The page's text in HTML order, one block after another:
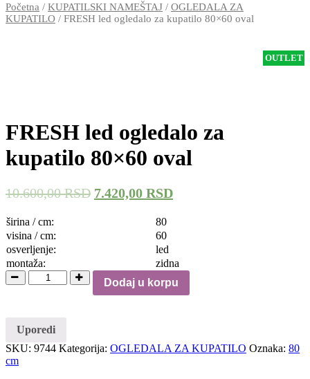
Početna / KUPATILSKI NAMEŠTAJ / OGLEDALA ZA
KUPATILO / FRESH led ogledalo za kupatilo 80×60 oval
FRESH led ogledalo za
kupatilo 80×60 oval
10.600,00RSD 7.420,00 RSD
širina / cm:
80
visina / cm:
60
osverljenje:
led
montaža:
zidna
Dodaj u korpu
Uporedi
SKU: 9744 Kategorija: OGLEDALA ZA KUPATILO Oznaka: 80
cm
OUTLET